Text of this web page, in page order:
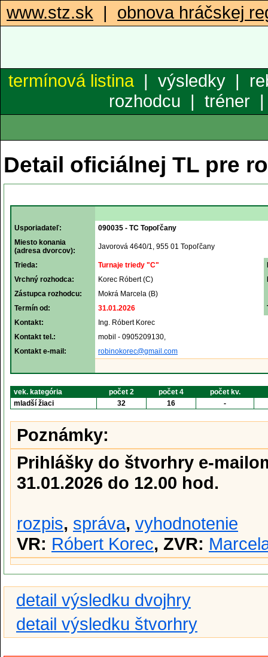
www.stz.sk | obnova hráčskej
termínová listina| výsledky |
rozhodcu | tréner
Detail oficiálnej TL pre
Usporiadateľ:
090035 - TC Topoľčany
Miesto konania
(adresa dvorcov):
Javorová 4640/1, 955 01 Topoľčany
Trieda: Turnaje triedy "C"
Vrchný rozhodca:
Korec Róbert (C)
Zástupca rozhodcu:
Mokrá Marcela (B)
Termín od:
31.01.2026
Kontakt:
Ing. Róbert Korec
Kontakt tel.:
mobil - 0905209130,
Kontakt e-mail:
robinokorec@gmail.com
vek. kategória počet 2 počet 4
počet kv.
mladší žiaci
32 16 -
Poznámky:
Prihlášky do štvorhry e-
31.01.2026 do 12.00 hod.
rozpis, správa, vyhodnotenie
VR: Róbert Korec, ZVR:
detail výsledku dvojhry
detail výsledku štvorhry